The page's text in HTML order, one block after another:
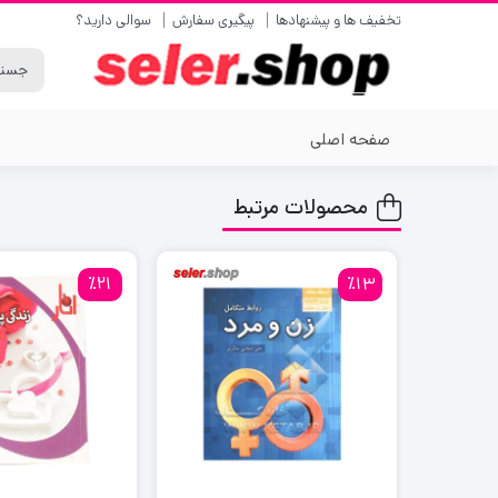
تخفیف ها و پیشنهادها پیگیری سفارش سوالی دارید؟
صفحه اصلی
محصولات مرتبط
٪13 ٪21